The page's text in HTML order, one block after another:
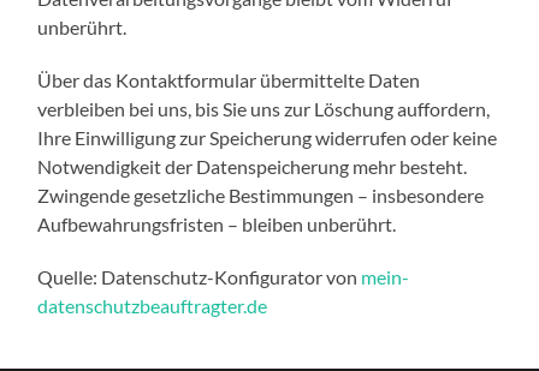
unberührt.
Über das Kontaktformular übermittelte Daten
verbleiben bei uns, bis Sie uns zur Löschung auffordern,
Ihre Einwilligung zur Speicherung widerrufen oder keine
Notwendigkeit der Datenspeicherung mehr besteht.
Zwingende gesetzliche Bestimmungen – insbesondere
Aufbewahrungsfristen – bleiben unberührt.
Quelle: Datenschutz-Konfigurator von mein-
datenschutzbeauftragter.de